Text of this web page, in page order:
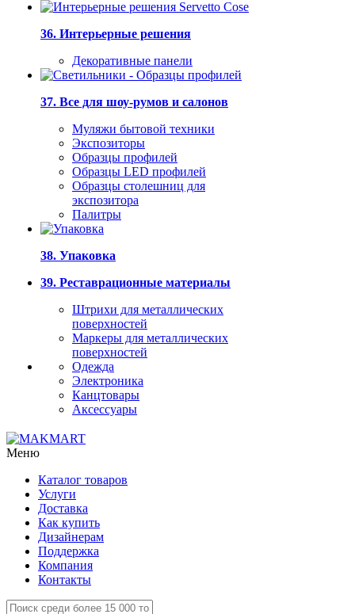
36. Интерьерные решения
Декоративные панели
37. Все для шоу-румов и салонов
Муляжи бытовой техники
Экспозиторы
Образцы профилей
Образцы LED профилей
Образцы столешниц для
экспозитора
Палитры
38. Упаковка
39. Реставрационные материалы
Штрихи для металлических
поверхностей
Маркеры для металлических
поверхностей
Одежда
Электроника
Канцтовары
Аксессуары
Меню
Каталог товаров
Услуги
Доставка
Как купить
Дизайнерам
Поддержка
Компания
Контакты